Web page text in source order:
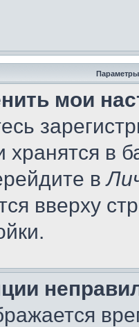
Параметры
мои
хранятся в
в
вверху